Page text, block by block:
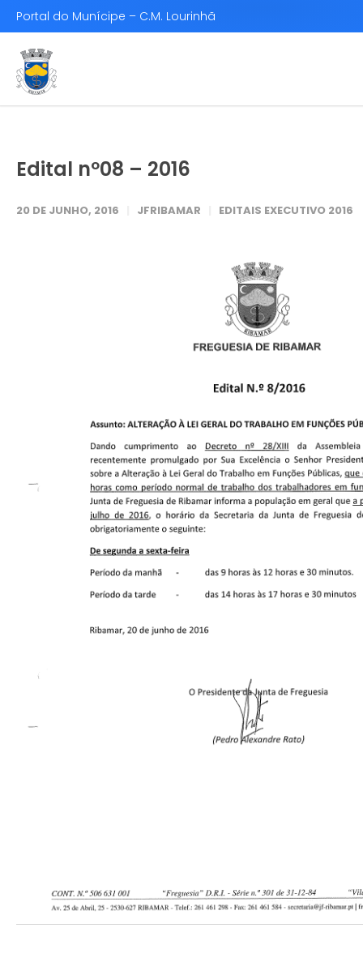
Portal do Munícipe – C.M. Lourinhã
Edital nº08 – 2016
20 DE JUNHO, 2016 JFRIBAMAR EDITAIS EXECUTIVO 2016